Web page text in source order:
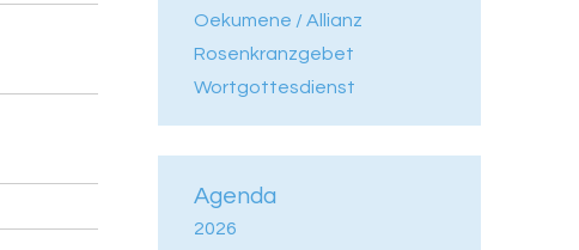
Oekumene / Allianz
Rosenkranzgebet
Wortgottesdienst
Agenda
2026